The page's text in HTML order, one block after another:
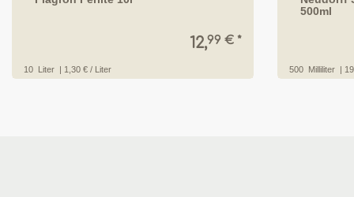
12,99 € *
10 Liter | 1,30 € / Liter
500ml
500 Milliliter |